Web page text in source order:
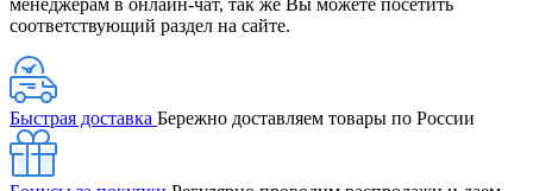
соответствующий раздел на сайте.
Быстрая доставка Бережно доставляем товары по России